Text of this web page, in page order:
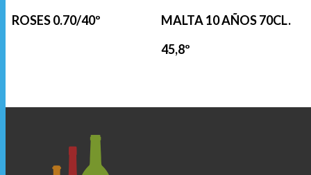
ROSES 0.70/40º
MALTA 10 AÑOS 70CL.
45,8º